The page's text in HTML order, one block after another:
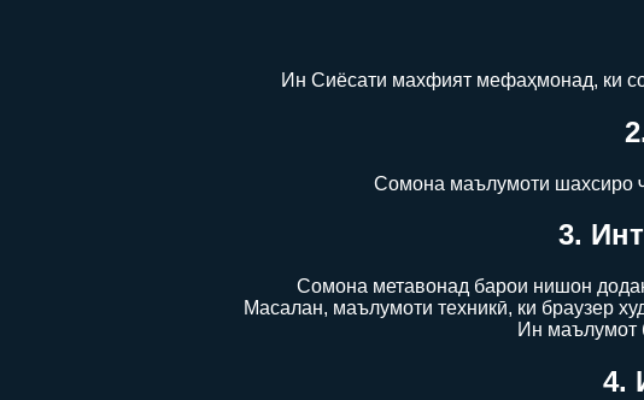
Ин Сиёсати махфият мефаҳмонад, ки
Сомона маълумоти шахсиро
3.
Сомона метавонад барои нишон
Масалан, маълумоти техникӣ, ки браузер
Ин маълумот
4.